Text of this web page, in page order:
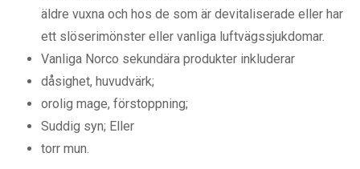
äldre vuxna och hos de som är devitaliserade eller har
ett slöserimönster eller vanliga luftvägssjukdomar.
Vanliga Norco sekundära produkter inkluderar
dåsighet, huvudvärk;
orolig mage, förstoppning;
Suddig syn; Eller
torr mun.